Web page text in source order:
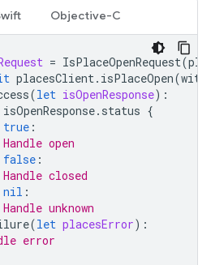
Objective-C
= IsPlaceOpenRequest(
placesClient. isPlaceOpen(with
(let isOpenResponse):
isOpenResponse. status {
true :
open
false :
closed
nil :
unknown
(let placesError):
error